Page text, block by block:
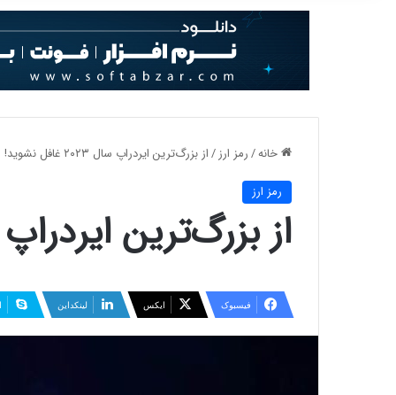
خانه/رمز ارز/از بزرگ‌ترین ایردراپ سال ۲۰۲۳ غافل نشوید!
رمز ارز
از بزرگ‌ترین ایردراپ سال ۲۰۲۳
فیسبوک ایکس لینکداین